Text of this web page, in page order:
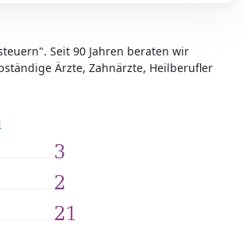
Seit 90 Jahren beraten wir
Ärzte, Zahnärzte, Heilberufler
3
2
21